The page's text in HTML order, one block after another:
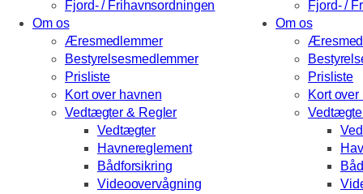
Fjord- / Frihavnsordningen
Om os
Æresmedlemmer
Bestyrelsesmedlemmer
Prisliste
Kort over havnen
Vedtægter & Regler
Vedtægter
Havnereglement
Bådforsikring
Videoovervågning
Fjord- /
Om os
Prisliste
Kort